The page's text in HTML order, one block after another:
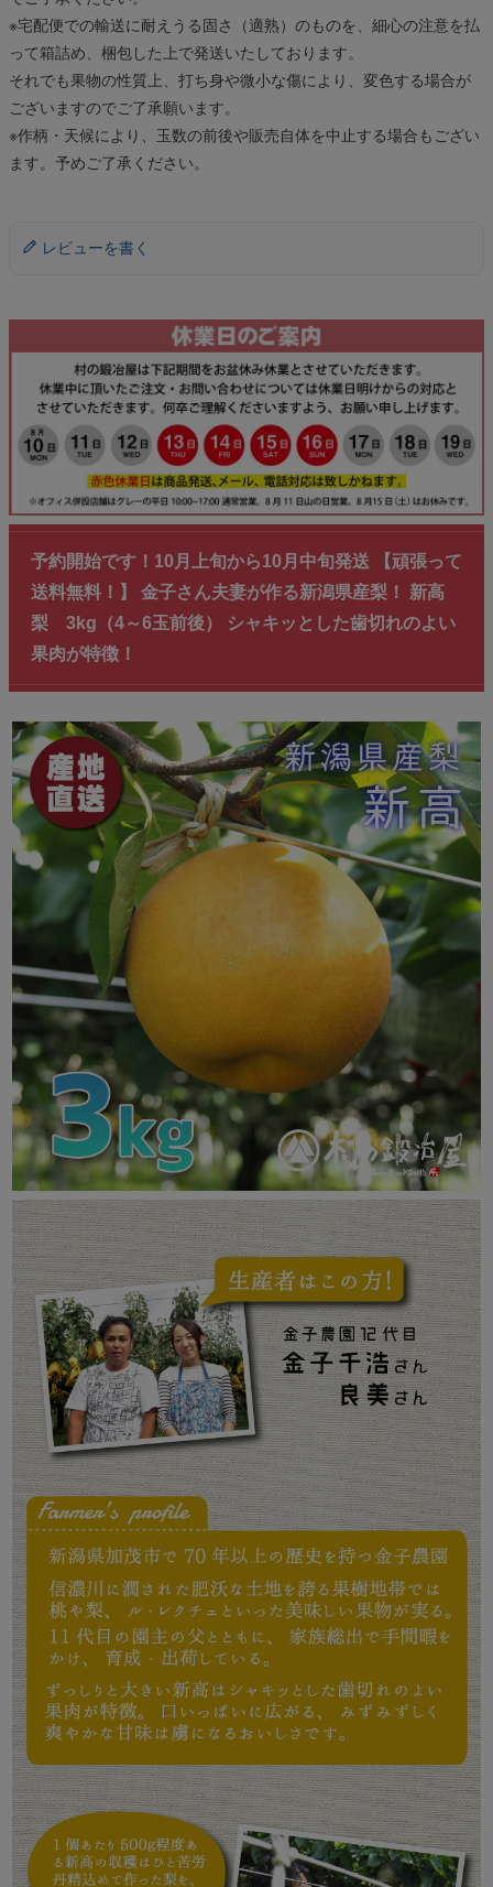
※宅配便での輸送に耐えうる固さ（適熟）のものを、細心の注意を払
って箱詰め、梱包した上で発送いたしております。
それでも果物の性質上、打ち身や微小な傷により、変色する場合が
ございますのでご了承願います。
※作柄・天候により、玉数の前後や販売自体を中止する場合もござい
ます。予めご了承ください。
レビューを書く
予約開始です！10月上旬から10月中旬発送 【頑張って
送料無料！】 金子さん夫妻が作る新潟県産梨！ 新高
梨 3kg（4～6玉前後） シャキッとした歯切れのよい
果肉が特徴！